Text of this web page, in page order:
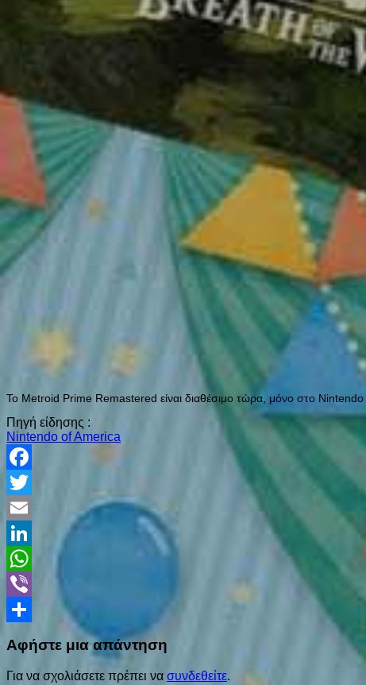
Το Metroid Prime Remastered είναι διαθέσιμο τώρα, μόνο στο
Πηγή είδησης :
Nintendo of America
Facebook
Twitter
Email
LinkedIn
WhatsApp
Viber
Αφήστε μια απάντηση
Για να σχολιάσετε πρέπει να συνδεθείτε.